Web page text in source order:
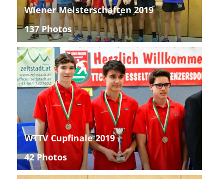
Wiener Meisterschaften 2019
137 Photos
WTTV Cupfinale 2019
42 Photos